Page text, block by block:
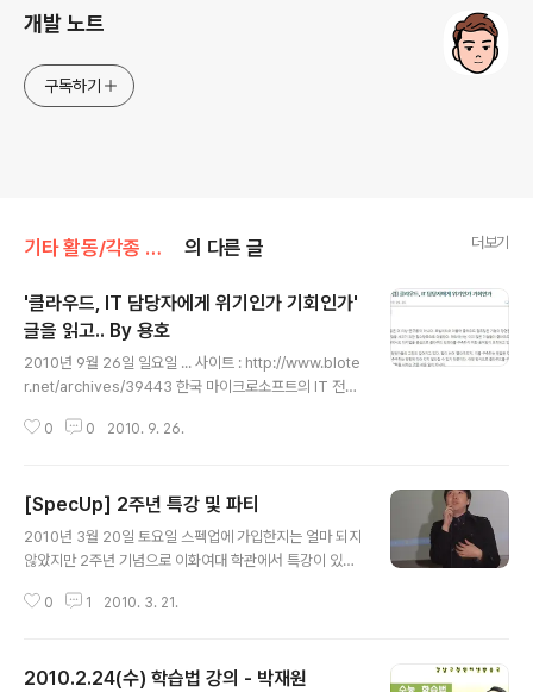
개발 노트
구독하기
기타 활동/각종 후기 의 다른 글 더보기
'클라우드, IT 담당자에게 위기인가 기회인가'
글을 읽고.. By 용호
2010년 9월 26일 일요일 ... 사이트 : http://www.blote
r.net/archives/39443 한국 마이크로소프트의 IT 전문
데, 클라우드 컴퓨팅이 IT 전문가에게 위기가 될 것인지 기
떻게 공부를 해야하는지에 대한 내용도 있었다. 이 토론 내
용을 보고 IT 전문가들은 항상 IT 시장의 트렌드에 대한 소
식에 귀기울이고 있다는 것을 알 수 있었고, 토론 하는 분들
었다. 급변하는 IT 시장의 변화에 발맞춰 갈 수 있으려면 기
0 0 2010. 9. 26.
[SpecUp] 2주년 특강 및 파티
2010년 3월 20일 토요일 스펙업에 가입한지는 얼마 되지
않았지만 2주년 기념으로 이화여대 학관에서 특강이 있어
만 시작하기전에 강연 장소에 도착할 수 있었다. 생각보다
이신 유상일님의 강연이었다. 주제는 '꿈'이었다. 본인의 유
0 1 2010. 3. 21.
2010.2.24(수) 학습법 강의 - 박재원